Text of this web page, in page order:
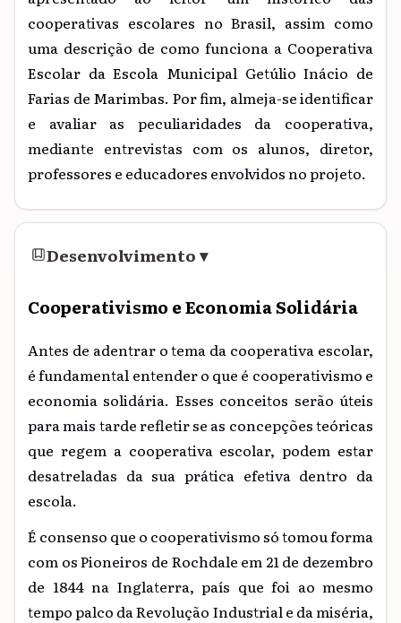
cooperativas escolares no Brasil, assim como
uma descrição de como funciona a Cooperativa
Escolar da Escola Municipal Getúlio Inácio de
Farias de Marimbas. Porfim, almeja-se identificar
e avaliar as peculiaridades da cooperativa,
mediante entrevistas com os alunos, diretor,
professores e educadores envolvidos no projeto.
Desenvolvimento▾
Cooperativismo e Economia Solidária
Antes de adentrar o tema da cooperativa escolar,
é fundamental entender o que é cooperativismo e
economia solidária. Esses conceitos serão úteis
para mais tarde refletir se as concepções teóricas
que regem a cooperativa escolar, podem estar
desatreladas da sua prática efetiva dentro da
escola.
É consenso que o cooperativismo só tomou forma
com os Pioneiros de Rochdale em 21 de dezembro
de 1844 na Inglaterra, país que foi ao mesmo
tempo palco da Revolução Industrial e da miséria,